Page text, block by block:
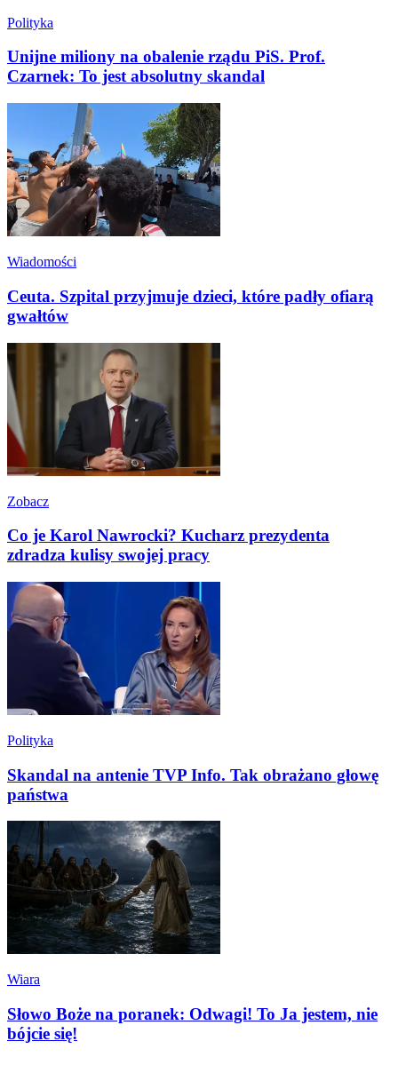
Polityka
Unijne miliony na obalenie rządu PiS. Prof.
Czarnek: To jest absolutny skandal
Wiadomości
Ceuta. Szpital przyjmuje dzieci, które padły ofiarą
gwałtów
Zobacz
Co je Karol Nawrocki? Kucharz prezydenta
zdradza kulisy swojej pracy
Polityka
Skandal na antenie TVP Info. Tak obrażano głowę
państwa
Wiara
Słowo Boże na poranek: Odwagi! To Ja jestem, nie
bójcie się!